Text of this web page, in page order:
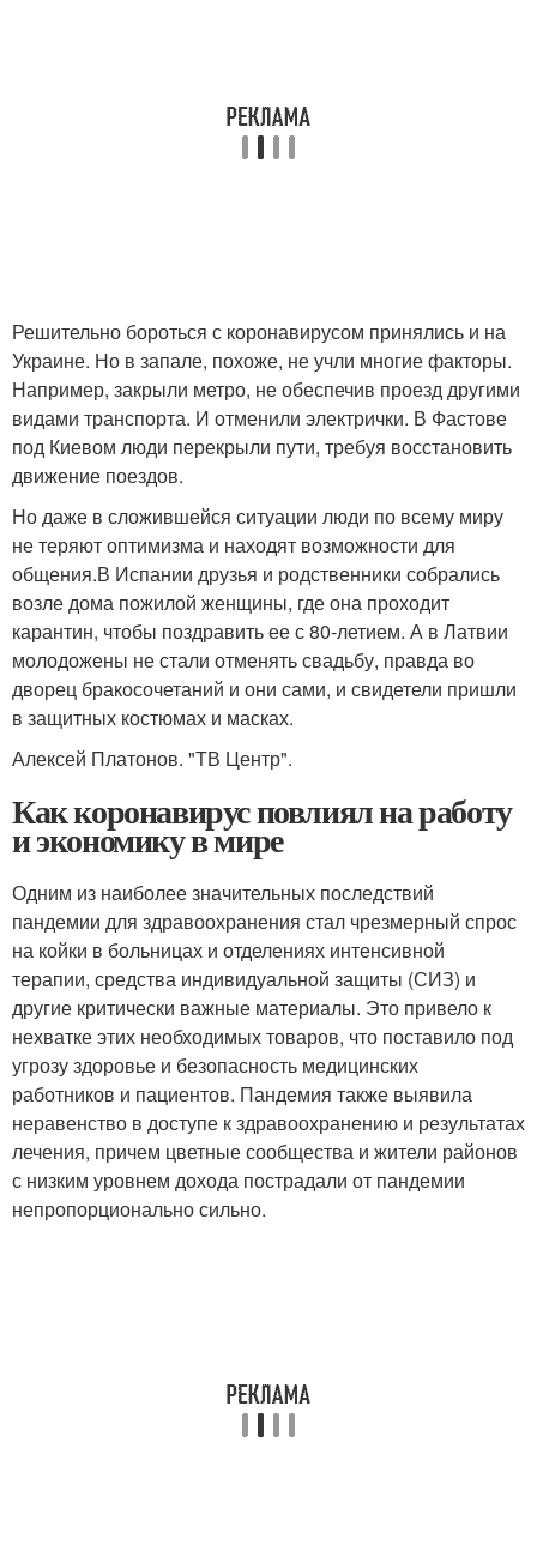
Решительно бороться с коронавирусом принялись и на
Украине. Но в запале, похоже, не учли многие факторы.
Например, закрыли метро, не обеспечив проезд другими
видами транспорта. И отменили электрички. В Фастове
под Киевом люди перекрыли пути, требуя восстановить
движение поездов.
Но даже в сложившейся ситуации люди по всему миру
не теряют оптимизма и находят возможности для
общения.В Испании друзья и родственники собрались
возле дома пожилой женщины, где она проходит
карантин, чтобы поздравить ее с 80-летием. А в Латвии
молодожены не стали отменять свадьбу, правда во
дворец бракосочетаний и они сами, и свидетели пришли
в защитных костюмах и масках.
Алексей Платонов. "ТВ Центр".
Как коронавирус повлиял на работу
и экономику в мире
Одним из наиболее значительных последствий
пандемии для здравоохранения стал чрезмерный спрос
на койки в больницах и отделениях интенсивной
терапии, средства индивидуальной защиты (СИЗ) и
другие критически важные материалы. Это привело к
нехватке этих необходимых товаров, что поставило под
угрозу здоровье и безопасность медицинских
работников и пациентов. Пандемия также выявила
неравенство в доступе к здравоохранению и результатах
лечения, причем цветные сообщества и жители районов
с низким уровнем дохода пострадали от пандемии
непропорционально сильно.